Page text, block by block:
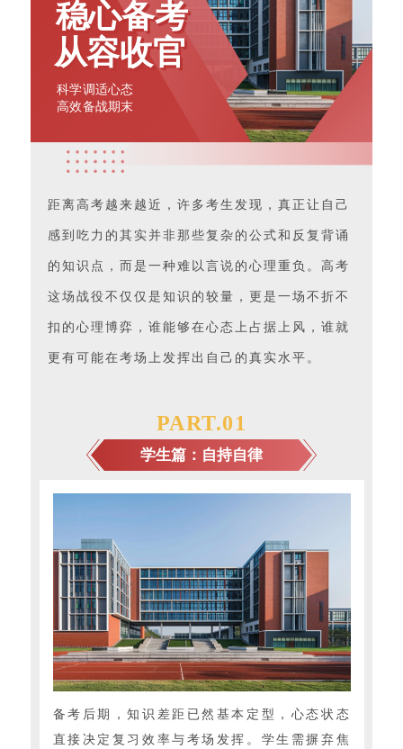
稳心备考
从容收官
科学调适心态
高效备战期末
距离高考越来越近，许多考生发现，真正让自己
感到吃力的其实并非那些复杂的公式和反复背诵
的知识点，而是一种难以言说的心理重负。高考
这场战役不仅仅是知识的较量，更是一场不折不
扣的心理博弈，谁能够在心态上占据上风，谁就
更有可能在考场上发挥出自己的真实水平。
PART.01
学生篇：自持自律
备考后期，知识差距已然基本定型，心态状态
直接决定复习效率与考场发挥。学生需摒弃焦